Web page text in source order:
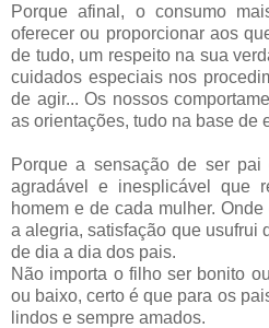
Porque afinal, o consumo
oferecer ou proporcionar aos
de tudo, um respeito na sua
cuidados especiais nos
de agir... Os nossos
as orientações, tudo na base de
Porque a sensação de ser
agradável e inesplicável que
homem e de cada mulher. Onde
a alegria, satisfação que usufrui
de dia a dia dos pais.
Não importa o filho ser bonito
ou baixo, certo é que para os
lindos e sempre amados.